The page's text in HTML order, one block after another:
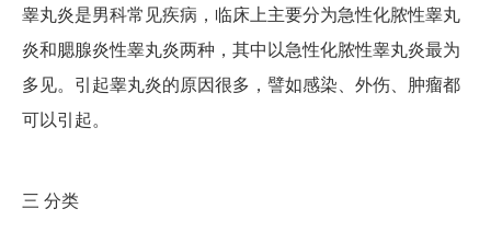
睾丸炎是男科常见疾病，临床上主要分为急性化脓性睾丸
炎和腮腺炎性睾丸炎两种，其中以急性化脓性睾丸炎最为
多见。引起睾丸炎的原因很多，譬如感染、外伤、肿瘤都
可以引起。
三 分类